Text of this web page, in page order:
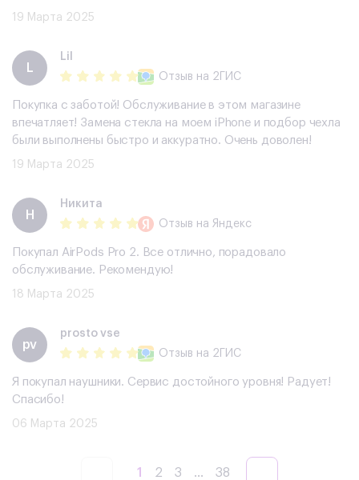
19 Марта 2025
L
Lil
Отзыв на 2ГИС
Покупка с заботой! Обслуживание в этом магазине
впечатляет! Замена стекла на моем iPhone и подбор чехла
были выполнены быстро и аккуратно. Очень доволен!
19 Марта 2025
Н
Никита
Отзыв на Яндекс
Покупал AirPods Pro 2. Все отлично, порадовало
обслуживание. Рекомендую!
18 Марта 2025
pv
prosto vse
Отзыв на 2ГИС
Я покупал наушники. Сервис достойного уровня! Радует!
Спасибо!
06 Марта 2025
1 2 3 ... 38